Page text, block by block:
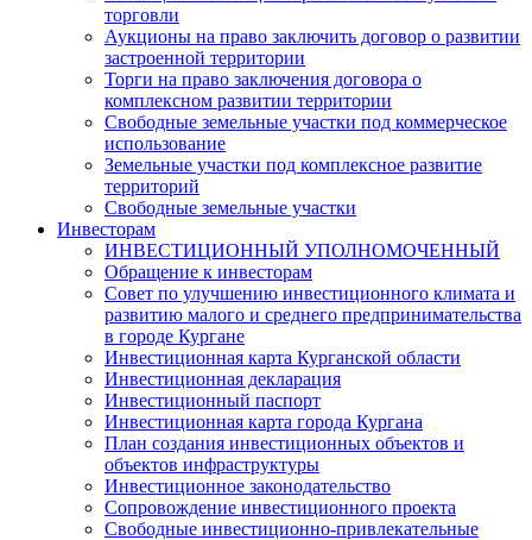
торговли
Аукционы на право заключить договор о развитии
застроенной территории
Торги на право заключения договора о
комплексном развитии территории
Свободные земельные участки под коммерческое
использование
Земельные участки под комплексное развитие
территорий
Свободные земельные участки
Инвесторам
ИНВЕСТИЦИОННЫЙ УПОЛНОМОЧЕННЫЙ
Обращение к инвесторам
Совет по улучшению инвестиционного климата и
развитию малого и среднего предпринимательства
в городе Кургане
Инвестиционная карта Курганской области
Инвестиционная декларация
Инвестиционный паспорт
Инвестиционная карта города Кургана
План создания инвестиционных объектов и
объектов инфраструктуры
Инвестиционное законодательство
Сопровождение инвестиционного проекта
Свободные инвестиционно-привлекательные